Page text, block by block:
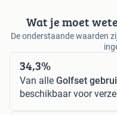
Wat je moet
De onderstaande waarden
34,3%
Van alle Golfset
beschikbaar voor